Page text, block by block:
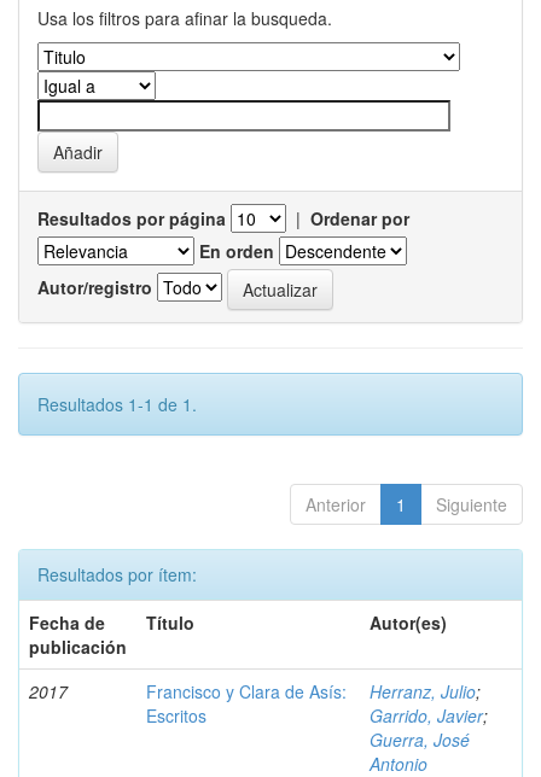
Usa los filtros para afinar la busqueda.
Resultados por página | Ordenar por
En orden
Autor/registro
Resultados 1-1 de 1.
Anterior 1 Siguiente
Resultados por ítem:
Fecha de
publicación
Título Autor(es)
2017
Francisco y Clara de Asís:
Escritos
Herranz, Julio;
Garrido, Javier;
Guerra, José
Antonio